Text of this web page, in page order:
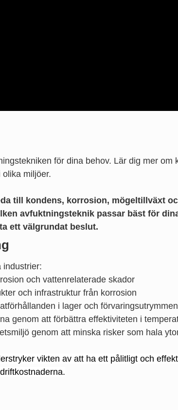
för dina behov. Lär dig mer
miljöer.
till kondens, korrosion, mögeltillväxt
avfuktningsteknik passar bäst för
ett välgrundat beslut.
industrier:
och vattenrelaterade skador
och infrastruktur från korrosion
i lager och förvaringsutrymmen
genom att förbättra effektiviteten i
genom att minska risker som hala
vikten av att ha ett pålitligt och